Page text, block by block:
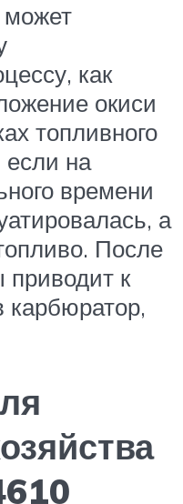
может
как
окиси
топливного
если на
времени
а
После
приводит к
карбюратор,